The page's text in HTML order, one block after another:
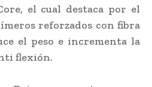
el cual destaca por el
reforzados con fibra
el peso e incrementa la
flexión.